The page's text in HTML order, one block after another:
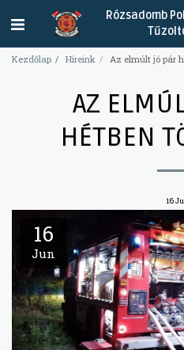
Rózsadomb
Kezdőlap Híreink Az elmúlt jó pár
AZ
HÉTBEN
16
16
Jun